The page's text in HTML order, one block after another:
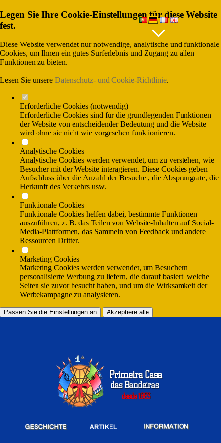
Legen Sie Ihre Cookie-Einstellungen für diese Website
fest.
Diese Website verwendet nur notwendige, analytische und funktionale
Cookies, um Ihnen ein gutes Surferlebnis und Zugang zu allen
Funktionen zu bieten.
Lesen Sie unsere Datenschutz- und Cookie-Richtlinie.
Erforderliche Cookies (notwendig)
Erforderliche Cookies sind für die grundlegenden Funktionen
der Website von entscheidender Bedeutung und die Website
wird ohne sie nicht wie vorgesehen funktionieren.
Analytische Cookies
Analytische Cookies werden verwendet, um zu verstehen, wie
Besucher mit der Website interagieren. Diese Cookies geben
Aufschluss über die Anzahl der Besucher, die Absprungrate, die
Herkunft des Verkehrs usw.
Funktionale Cookies
Funktionale Cookies helfen dabei, bestimmte Funktionen
auszuführen, z. B. das Teilen von Website-Inhalten auf Social-
Media-Plattformen, das Sammeln von Feedback und andere
Ressourcen Dritter.
Marketing Cookies
Marketing Cookies werden verwendet, um Besuchern
personalisierte Werbung zu liefern, die darauf basiert, welche
Seiten sie zuvor besucht haben, und um die Wirksamkeit der
Werbekampagne zu analysieren.
Passen Sie die Einstellungen an Akzeptiere alle
SPRACHEN
Mobilfunknetx)